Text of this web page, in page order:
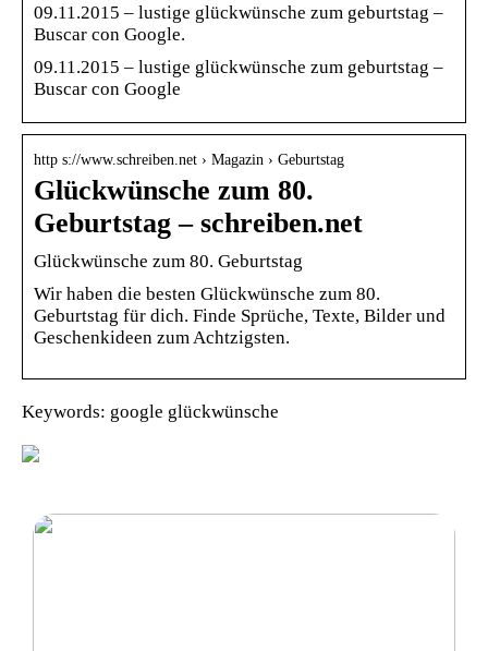
09.11.2015 – lustige glückwünsche zum geburtstag –
Buscar con Google.
09.11.2015 – lustige glückwünsche zum geburtstag –
Buscar con Google
http s://www.schreiben.net › Magazin › Geburtstag
Glückwünsche zum 80.
Geburtstag – schreiben.net
Glückwünsche zum 80. Geburtstag
Wir haben die besten Glückwünsche zum 80.
Geburtstag für dich. Finde Sprüche, Texte, Bilder und
Geschenkideen zum Achtzigsten.
Keywords: google glückwünsche